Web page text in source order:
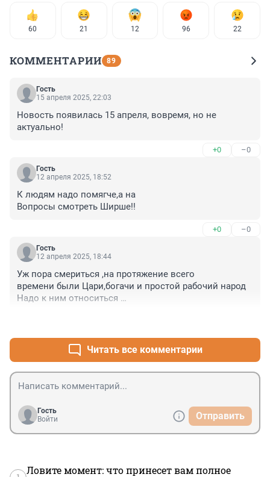
60 21 12 96 22
КОММЕНТАРИИ 89
Гость
15 апреля 2025, 22:03
Новость появилась 15 апреля, вовремя, но не
актуально!
+0 –0
Гость
12 апреля 2025, 18:52
К людям надо помягче,а на
Вопросы смотреть Ширше!!
+0 –0
Гость
12 апреля 2025, 18:44
Уж пора смериться ,на протяжение всего
времени были Цари,богачи и простой рабочий народ
Надо к ним относиться
Читать все комментарии
Гость
Войти
Отправить
Ловите момент: что принесет вам полное